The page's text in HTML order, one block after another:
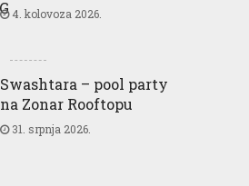
4. kolovoza 2026.
Swashtara – pool party
na Zonar Rooftopu
31. srpnja 2026.